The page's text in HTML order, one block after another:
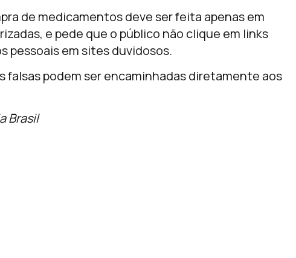
de medicamentos deve ser feita apenas em
e pede que o público não clique em links
pessoais em sites duvidosos.
falsas podem ser encaminhadas diretamente aos
Brasil